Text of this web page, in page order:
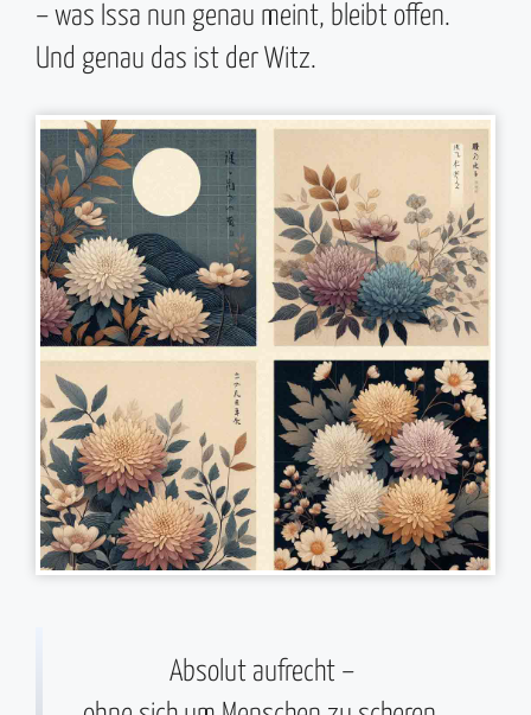
– was Issa nun genau meint, bleibt offen.
Und genau das ist der Witz.
Absolut aufrecht –